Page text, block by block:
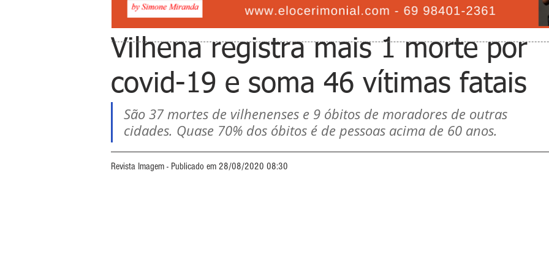
Vilhena registra mais 1 morte por
covid-19 e soma 46 vítimas fatais
São 37 mortes de vilhenenses e 9 óbitos de moradores de outras
cidades. Quase 70% dos óbitos é de pessoas acima de 60 anos.
Revista Imagem - Publicado em 28/08/2020 08:30